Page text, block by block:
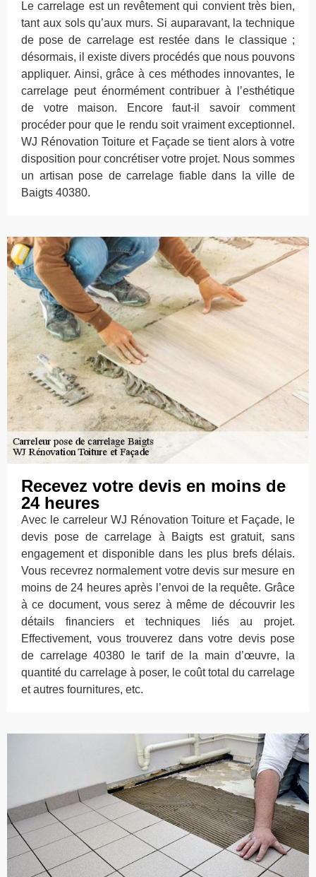
Le carrelage est un revêtement qui convient très bien,
tant aux sols qu’aux murs. Si auparavant, la technique
de pose de carrelage est restée dans le classique ;
désormais, il existe divers procédés que nous pouvons
appliquer. Ainsi, grâce à ces méthodes innovantes, le
carrelage peut énormément contribuer à l’esthétique
de votre maison. Encore faut-il savoir comment
procéder pour que le rendu soit vraiment exceptionnel.
WJ Rénovation Toiture et Façade se tient alors à votre
disposition pour concrétiser votre projet. Nous sommes
un artisan pose de carrelage fiable dans la ville de
Baigts 40380.
Recevez votre devis en moins de
24 heures
Avec le carreleur WJ Rénovation Toiture et Façade, le
devis pose de carrelage à Baigts est gratuit, sans
engagement et disponible dans les plus brefs délais.
Vous recevrez normalement votre devis sur mesure en
moins de 24 heures après l’envoi de la requête. Grâce
à ce document, vous serez à même de découvrir les
détails financiers et techniques liés au projet.
Effectivement, vous trouverez dans votre devis pose
de carrelage 40380 le tarif de la main d’œuvre, la
quantité du carrelage à poser, le coût total du carrelage
et autres fournitures, etc.